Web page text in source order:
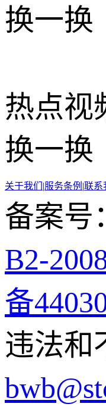
换一换
热点视
换一换
关于我们 |服务条例 |联系
备案号：
B2-
备
违法和